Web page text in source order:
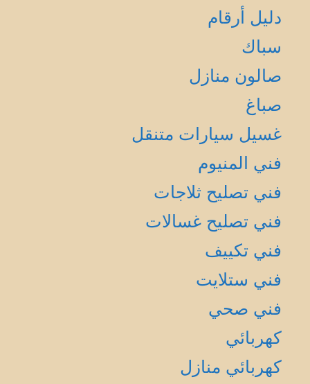
دليل أرقام
سباك
صالون منازل
صباغ
غسيل سيارات متنقل
فني المنيوم
فني تصليح ثلاجات
فني تصليح غسالات
فني تكييف
فني ستلايت
فني صحي
كهربائي
كهربائي منازل